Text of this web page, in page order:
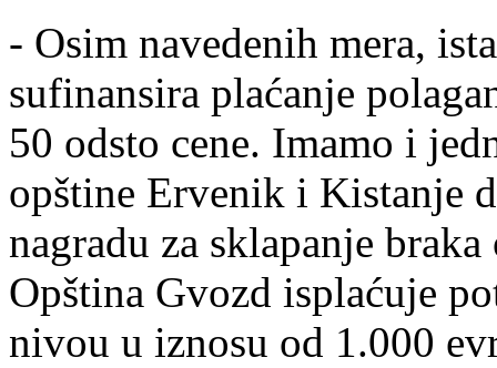
- Osim navedenih mera,
sufinansira plaćanje
50 odsto cene. Imamo i
opštine Ervenik i Kistanje
nagradu za sklapanje
Opština Gvozd isplaćuje
nivou u iznosu od 1.000